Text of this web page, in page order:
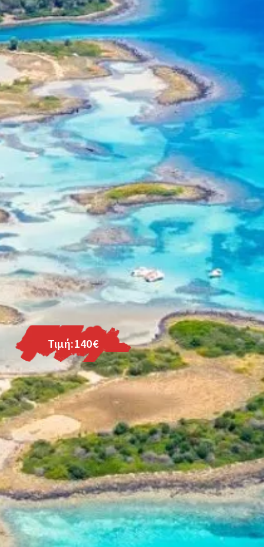
Τιμή:140€